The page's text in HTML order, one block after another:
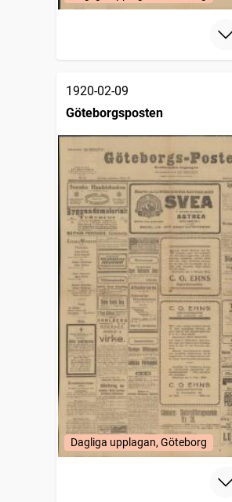
1920-02-09
Göteborgsposten
Dagliga upplagan, Göteborg